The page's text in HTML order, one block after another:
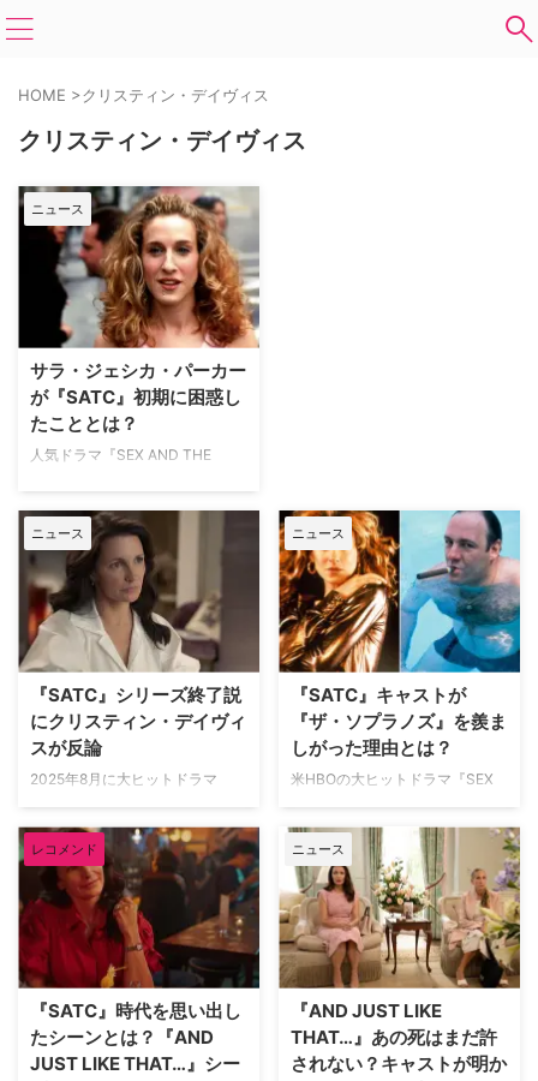
HOME >クリスティン・デイヴィス
クリスティン・デイヴィス
ニュース
サラ・ジェシカ・パーカー
が『SATC』初期に困惑し
たこととは？
人気ドラマ『SEX AND THE
作初期の演出に困惑していたこと
を明かした。米Peopleが伝えて
いる。 「第四の壁を破る」手法
は『SATC』を「傷つける」 米
HBOで1998年から2004年まで6
シーズンにわたって続き、その後
に映画版や前日譚ドラマ『マンハ
ッタンに恋をして ～キャリーの
日記～』、続編『AND JUST
LIKE THAT…／セックス・アン
『SATC』シリーズ。商業的にも
批評的にも成功した作品 …
ニュース
『SATC』シリーズ終了説
にクリスティン・デイヴィ
スが反論
2025年8月に大ヒットドラマ
『SATC』）の続編となる『AND
JUST LIKE THAT… / セックス・
アンド・ザ・シティ新章』がシー
ズン3をもって幕を閉じたが、本
当にシリーズが終わったのかにつ
いては懐疑的な意見もある。そん
な中、シリーズの主要キャストが
自身の考えを語った。 「また何
か別の形でやると思う」 本国ア
メリカで1998年から2004年まで
6シーズン続いた『SATC』は、
ニュース
『SATC』キャストが
『ザ・ソプラノズ』を羨ま
しがった理由とは？
米HBOの大ヒットドラマ『SEX
『SATC』）と『ザ・ソプラノズ
／哀愁のマフィア』（以下『ザ・
ソプラノズ』）。ともに同じケー
ブル局で1990年代後半にスター
トし、6シーズン続いた両作は、
撮影スタジオも、時には監督さえ
も共有する間柄だったが、食事の
ケータリングに関しては別の話だ
ったようだ。 『SATC』でシャー
ロット・ヨークを演じたクリステ
ィン・デイヴィスが、撮影当時に
レコメンド
『SATC』時代を思い出し
たシーンとは？『AND
JUST LIKE THAT…』シー
ニュース
『AND JUST LIKE
THAT…』あの死はまだ許
されない？キャストが明か